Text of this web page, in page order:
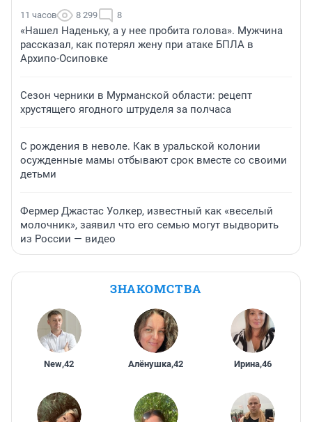
11 часов 8 299 8
«Нашел Наденьку, а у нее пробита голова». Мужчина
рассказал, как потерял жену при атаке БПЛА в
Архипо-Осиповке
Сезон черники в Мурманской области: рецепт
хрустящего ягодного штруделя за полчаса
С рождения в неволе. Как в уральской колонии
осужденные мамы отбывают срок вместе со своими
детьми
Фермер Джастас Уолкер, известный как «веселый
молочник», заявил что его семью могут выдворить
из России — видео
ЗНАКОМСТВА
New,42 Алёнушка,42 Ирина,46